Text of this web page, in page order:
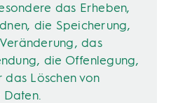
das Erheben,
die Speicherung,
das
die Offenlegung,
Löschen von